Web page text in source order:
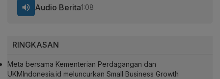
RINGKASAN
Meta bersama Kementerian Perdagangan dan
UKMIndonesia.id meluncurkan Small Business Growth
Audio Berita1:08